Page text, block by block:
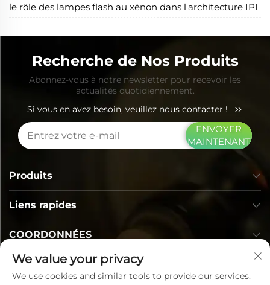
le rôle des lampes flash au xénon dans l'architecture IPL
Recherche de Nos Produits
Abonnez-vous à notre newsletter pour recevoir les
actualités quotidiennement.
Si vous en avez besoin, veuillez nous contacter !
ENVOYER
MAINTENANT
Liens rapides
Produits
COORDONNÉES
We value your privacy
We use cookies and similar tools to provide our services.